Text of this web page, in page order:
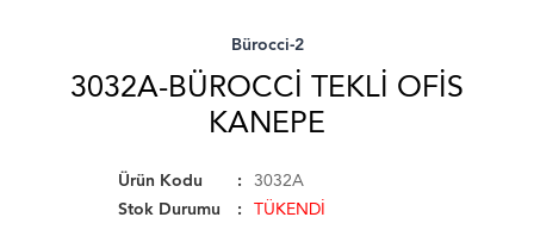
Bürocci-2
3032A-BÜROCCI TEKLI OFIS
KANEPE
Ürün Kodu
3032A
Stok Durumu
TÜKENDİ